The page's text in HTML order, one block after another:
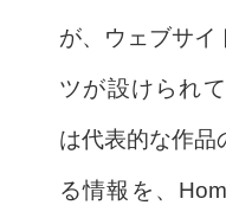
が、ウェブサイ
ツが設けられ
は代表的な作品
る情報を、